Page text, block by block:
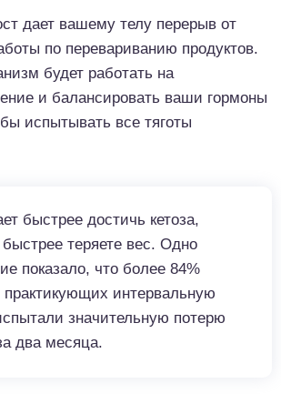
дает вашему телу перерыв от
по перевариванию продуктов.
будет работать на
и балансировать ваши гормоны
испытывать все тяготы
быстрее достичь кетоза,
теряете вес. Одно
показало, что более 84%
практикующих интервальную
значительную потерю
два месяца.